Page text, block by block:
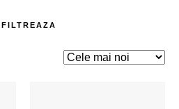
FILTREAZA